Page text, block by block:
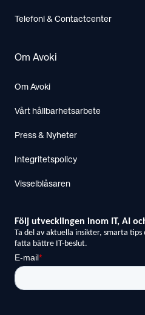
Telefoni & Contactcenter
Om Avoki
Om Avoki
Vårt hållbarhetsarbete
Press & Nyheter
Integritetspolicy
Visselblåsaren